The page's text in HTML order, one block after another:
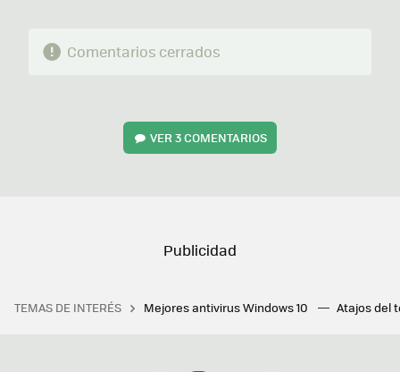
Comentarios cerrados
VER3 COMENTARIOS
TEMAS DE INTERÉS Mejores antivirus Windows 10 Atajos del